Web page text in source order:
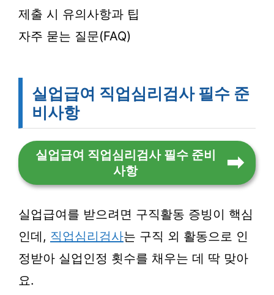
제출 시 유의사항과 팁
자주 묻는 질문(FAQ)
실업급여 직업심리검사 필수 준
비사항
실업급여 직업심리검사 필수 준비
사항
실업급여를 받으려면 구직활동 증빙이 핵심
인데, 직업심리검사는 구직 외 활동으로 인
정받아 실업인정 횟수를 채우는 데 딱 맞아
요.